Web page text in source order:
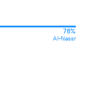
78%
Al-Nassr